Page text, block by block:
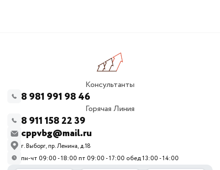
Консультанты
8 981 991 98 46
Горячая Линия
8 911 158 22 39
cppvbg@mail.ru
г. Выборг, пр. Ленина, д.18
пн-чт 09:00 - 18:00 пт 09:00 - 17:00 обед 13:00 - 14:00